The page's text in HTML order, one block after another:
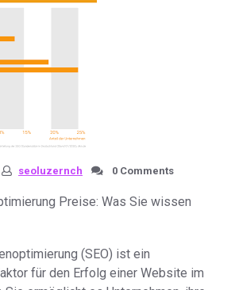
seoluzernch 0 Comments
Preise: Was Sie wissen
(SEO) ist ein
für den Erfolg einer Website im